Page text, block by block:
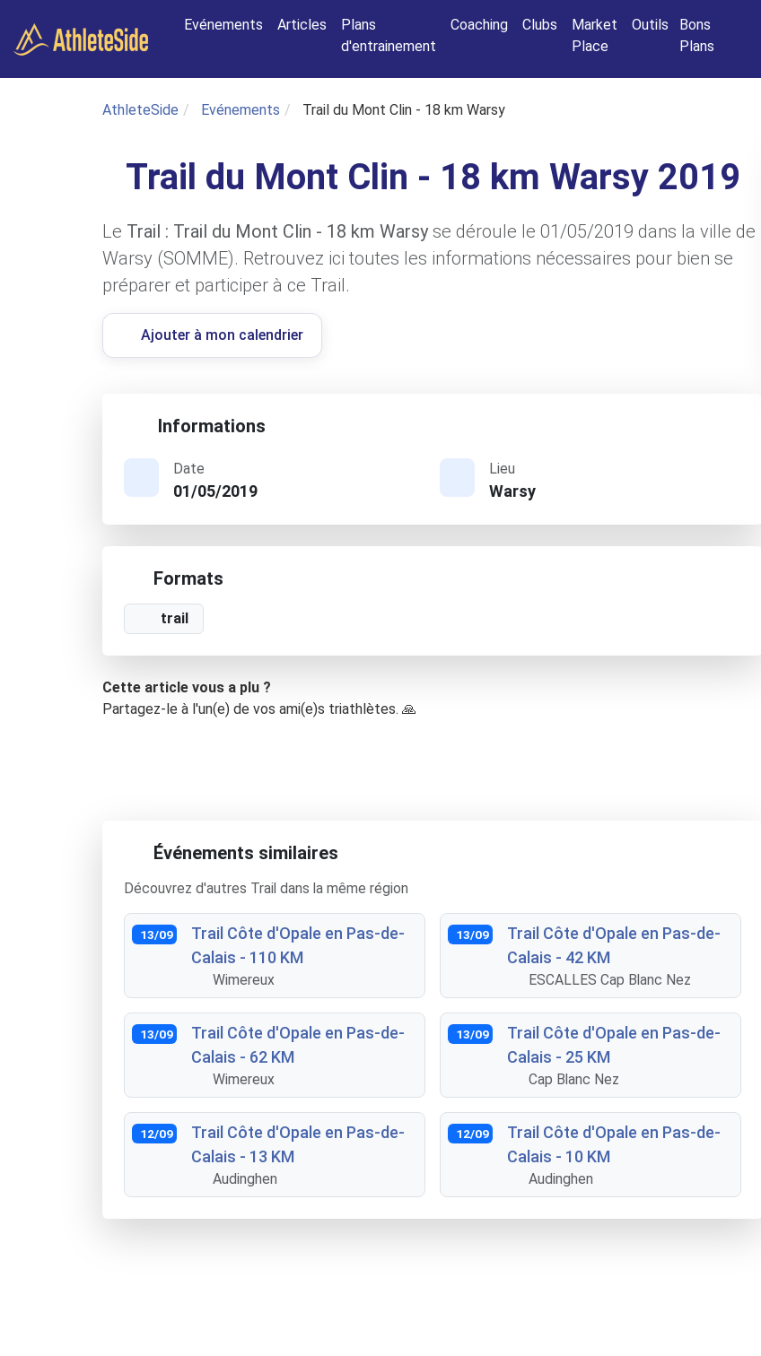
Evénements
Articles
Plans
d'entrainement
Coaching Clubs
Market
Place
Outils
Bons
Plans
AthleteSide Evénements Trail du Mont Clin - 18 km Warsy
Trail du Mont Clin - 18 km Warsy 2019
Le Trail : Trail du Mont Clin - 18 km Warsyse déroule le 01/05/2019 dans la ville de
Warsy (SOMME). Retrouvez ici toutes les informations nécessaires pour bien se
préparer et participer à ce Trail.
Ajouter à mon calendrier
Informations
Date
01/05/2019
Lieu
Warsy
Formats
trail
Cette article vous a plu ?
Partagez-le à l'un(e) de vos ami(e)s triathlètes. 🙏
Événements similaires
Découvrez d'autres Trail dans la même région
13/09
Trail Côte d'Opale en Pas-de-
Calais - 110 KM
Wimereux
13/09
Trail Côte d'Opale en Pas-de-
Calais - 42 KM
ESCALLES Cap Blanc Nez
13/09
Trail Côte d'Opale en Pas-de-
Calais - 62 KM
Wimereux
13/09
Trail Côte d'Opale en Pas-de-
Calais - 25 KM
Cap Blanc Nez
12/09
Trail Côte d'Opale en Pas-de-
Calais - 13 KM
Audinghen
12/09
Trail Côte d'Opale en Pas-de-
Calais - 10 KM
Audinghen